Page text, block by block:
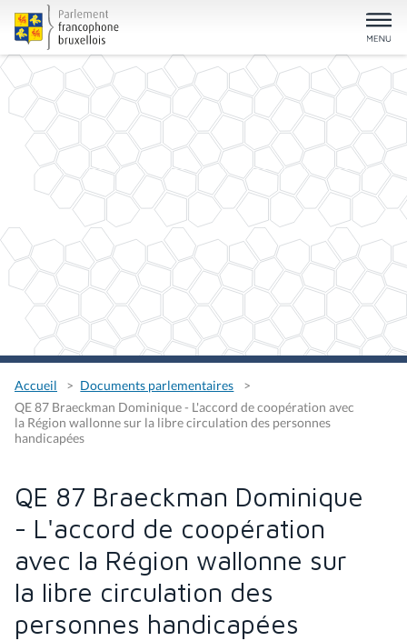
Accueil
Documents parlementaires
QE 87 Braeckman Dominique - L'accord de coopération avec
la Région wallonne sur la libre circulation des personnes
handicapées
QE 87 Braeckman Dominique
- L'accord de coopération
avec la Région wallonne sur
la libre circulation des
personnes handicapées